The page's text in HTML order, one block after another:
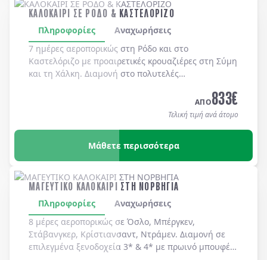
ΚΑΛΟΚΑΙΡΙ ΣΕ ΡΟΔΟ & ΚΑΣΤΕΛΟΡΙΖΟ
Πληροφορίες
Αναχωρήσεις
7 ημέρες αεροπορικώς στη Ρόδο και στο
Καστελόριζο με προαιρετικές κρουαζιέρες στη Σύμη
και τη Χάλκη. Διαμονή στο πολυτελές
(ημιδιατροφή).
ΑΠΟ833€
Τελική τιμή ανά άτομο
Μάθετε περισσότερα
ΜΑΓΕΥΤΙΚΟ ΚΑΛΟΚΑΙΡΙ ΣΤΗ ΝΟΡΒΗΓΙΑ
Πληροφορίες
Αναχωρήσεις
8 μέρες αεροπορικώς σε Όσλο, Μπέργκεν,
Στάβανγκερ, Κρίστιανσαντ, Ντράμεν. Διαμονή σε
επιλεγμένα ξενοδοχεία 3* & 4* με πρωινό μπουφέ